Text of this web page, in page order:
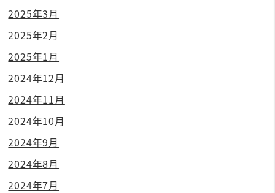
2025年3月
2025年2月
2025年1月
2024年12月
2024年11月
2024年10月
2024年9月
2024年8月
2024年7月